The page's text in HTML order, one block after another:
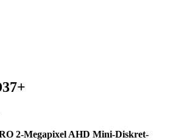
2-Megapixel AHD Mini-Diskret-